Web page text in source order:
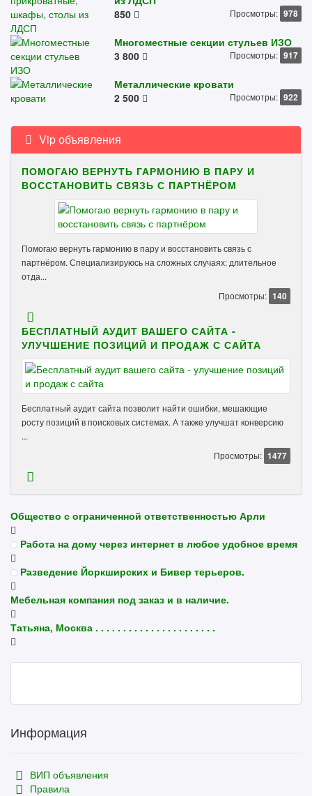
850
Просмотры: 978
Многоместные секции стульев ИЗО
3 800
Просмотры: 917
Металлические кровати
2 500
Просмотры: 922
Vip объявления
ПОМОГАЮ ВЕРНУТЬ ГАРМОНИЮ В ПАРУ И
ВОССТАНОВИТЬ СВЯЗЬ С ПАРТНЁРОМ
Помогаю вернуть гармонию в пару и восстановить связь с
партнёром. Специализируюсь на сложных случаях: длительное
отда...
Просмотры: 140
БЕСПЛАТНЫЙ АУДИТ ВАШЕГО САЙТА -
УЛУЧШЕНИЕ ПОЗИЦИЙ И ПРОДАЖ С САЙТА
Бесплатный аудит сайта позволит найти ошибки, мешающие
росту позиций в поисковых системах. А также улучшат конверсию
...
Просмотры: 1477
Общество с ограниченной ответственностью Арли
Работа на дому через интернет в любое удобное время
Разведение Йоркширских и Бивер терьеров.
Мебельная компания под заказ и в наличие.
Татьяна, Москва . . . . . . . . . . . . . . . . . . . . . .
Информация
ВИП объявления
Правила